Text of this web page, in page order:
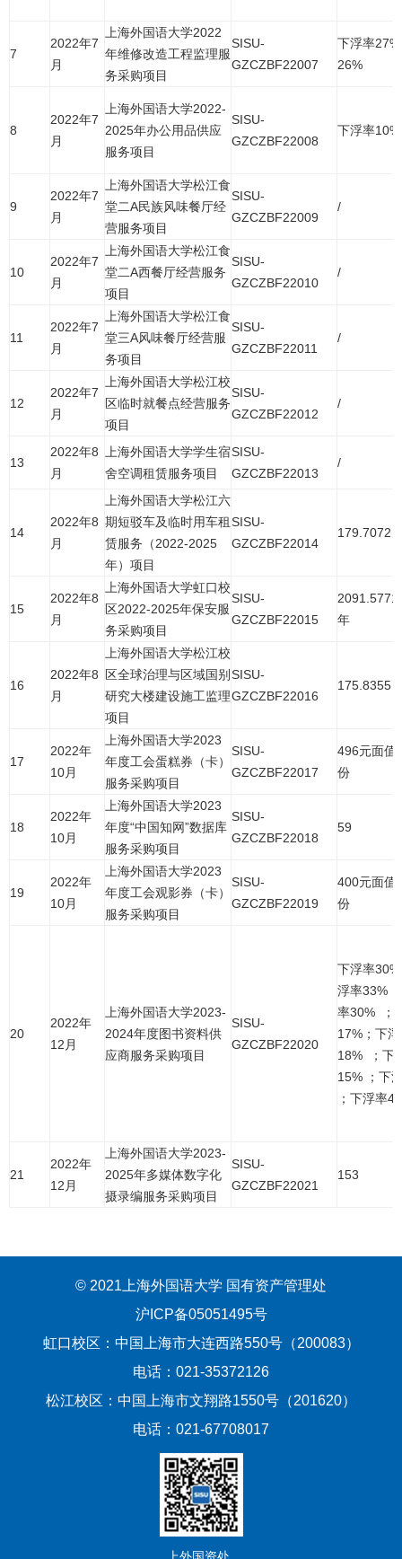
7
2022年7
月
上海外国语大学2022
年维修改造工程监理服
务采购项目
SISU-
GZCZBF22007
下浮率
26%
8
2022年7
月
上海外国语大学2022-
2025年办公用品供应
服务项目
SISU-
GZCZBF22008
下浮率10%
9
2022年7
月
上海外国语大学松江食
堂二A民族风味餐厅经
营服务项目
SISU-
GZCZBF22009
/
10
2022年7
月
上海外国语大学松江食
堂二A西餐厅经营服务
项目
SISU-
GZCZBF22010
/
11
2022年7
月
上海外国语大学松江食
堂三A风味餐厅经营服
务项目
SISU-
GZCZBF22011
/
12
2022年7
月
上海外国语大学松江校
区临时就餐点经营服务
项目
SISU-
GZCZBF22012
/
13
2022年8
月
上海外国语大学学生宿
舍空调租赁服务项目
SISU-
GZCZBF22013
/
14
2022年8
月
上海外国语大学松江六
期短驳车及临时用车租
赁服务（2022-2025
年）项目
SISU-
GZCZBF22014
179.7072
15
2022年8
月
上海外国语大学虹口校
区2022-2025年保安服
务采购项目
SISU-
GZCZBF22015
年
16
2022年8
月
上海外国语大学松江校
区全球治理与区域国别
研究大楼建设施工监理
项目
SISU-
GZCZBF22016
175.8355
17
2022年
10月
上海外国语大学2023
年度工会蛋糕券（卡）
服务采购项目
SISU-
GZCZBF22017
496元面值
份
18
2022年
10月
上海外国语大学2023
年度“中国知网”数据库
服务采购项目
SISU-
GZCZBF22018
59
19
2022年
10月
上海外国语大学2023
年度工会观影券（卡）
服务采购项目
SISU-
GZCZBF22019
400元面值
份
20
2022年
12月
上海外国语大学2023-
2024年度图书资料供
应商服务采购项目
SISU-
GZCZBF22020
下浮率
浮率33%
率30% ；
17%；下
18% ；下
15% ；下
；下浮率
21
2022年
12月
上海外国语大学2023-
2025年多媒体数字化
摄录编服务采购项目
SISU-
GZCZBF22021
153
© 2021上海外国语大学 国有资产管理处
沪ICP备05051495号
虹口校区：中国上海市大连西路550号（200083）
电话：021-35372126
松江校区：中国上海市文翔路1550号（201620）
电话：021-67708017
上外国资处